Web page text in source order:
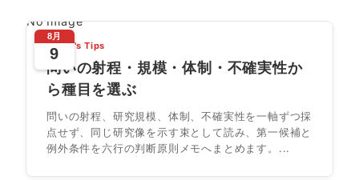
No Image
8月
9
Today's Tips
問いの射程・規模・体制・不確実性か
ら種目を選ぶ
問いの射程、研究規模、体制、不確実性を一軸ずつ採
点せず、同じ研究像を示す束として読み、第一候補と
例外条件を六行の判断原則メモへまとめます。...